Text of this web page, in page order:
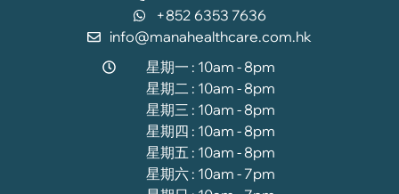
+852 6353 7636
info@manahealthcare.com.hk
星期一 : 10am - 8pm
星期二 : 10am - 8pm
星期三 : 10am - 8pm
星期四 : 10am - 8pm
星期五 : 10am - 8pm
星期六 : 10am - 7pm